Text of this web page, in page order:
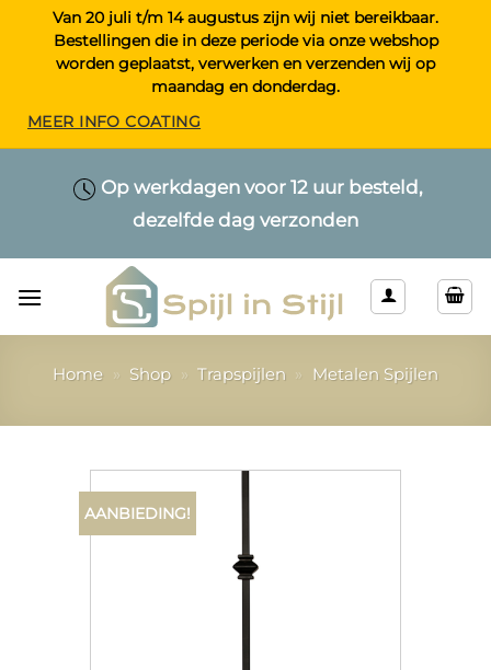
Van 20 juli t/m 14 augustus zijn wij niet bereikbaar.
Bestellingen die in deze periode via onze webshop
worden geplaatst, verwerken en verzenden wij op
maandag en donderdag.
MEER INFO COATING
Op werkdagen voor 12 uur besteld,
dezelfde dag verzonden
Alleen kwaliteitsproducten
Maatwerk > Selecteer uw eigen lengte
& kleur
Home » Shop » Trapspijlen » Metalen Spijlen
AANBIEDING!